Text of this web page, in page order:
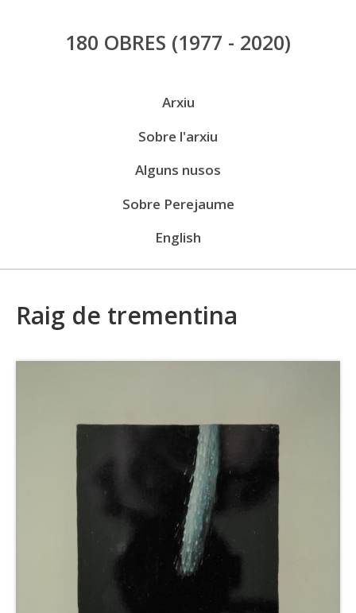
Vés
al
180 OBRES (1977 - 2020)
Arxiu
Sobre l'arxiu
Alguns nusos
Sobre Perejaume
English
Raig de trementina